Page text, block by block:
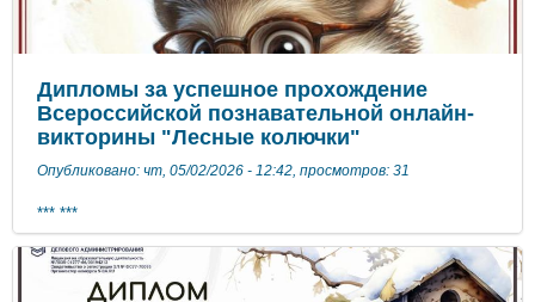
Дипломы за успешное прохождение
Всероссийской познавательной онлайн-
викторины "Лесные колючки"
Опубликовано: чт, 05/02/2026 - 12:42, просмотров: 31
*** ***